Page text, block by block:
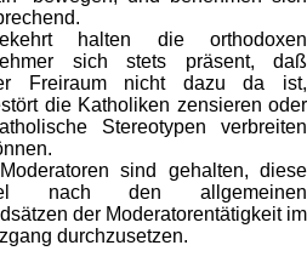
halten die orthodoxen
sich stets präsent, daß
Freiraum nicht dazu da ist,
die Katholiken zensieren oder
Stereotypen verbreiten
sind gehalten, diese
nach den allgemeinen
der Moderatorentätigkeit im
durchzusetzen.